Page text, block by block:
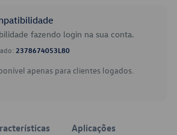
fazendo login na sua conta.
2378674053L80
apenas para clientes logados.
Aplicações